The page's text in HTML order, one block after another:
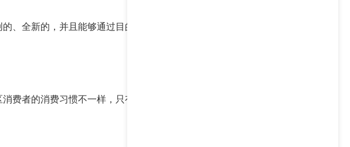
全新的，并且能够通过目的地国家/地区的海关才行的，所以这也要
者的消费习惯不一样，只有了解清楚卖家想要什么，那么你才更有优